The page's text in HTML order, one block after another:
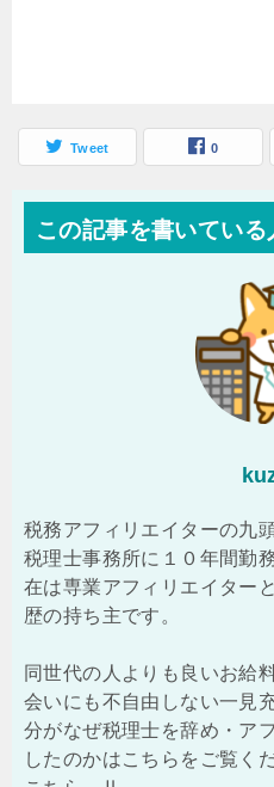
Tweet 0
この記事を書いている
税務アフィリエイターの九
税理士事務所に１０年間勤
在は専業アフィリエイター
歴の持ち主です。
同世代の人よりも良いお給
会いにも不自由しない一見
分がなぜ税理士を辞め・ア
したのかはこちらをご覧く